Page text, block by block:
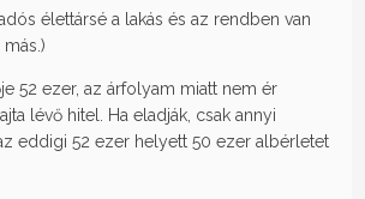
élettársé a lakás és az rendben van
52 ezer, az árfolyam miatt nem ér
lévő hitel. Ha eladják, csak annyi
eddigi 52 ezer helyett 50 ezer albérletet